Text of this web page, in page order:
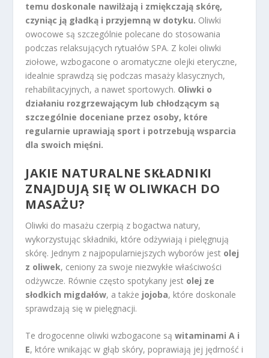
temu doskonale nawilżają i zmiękczają skórę,
czyniąc ją gładką i przyjemną w dotyku. Oliwki
owocowe są szczególnie polecane do stosowania
podczas relaksujących rytuałów SPA. Z kolei oliwki
ziołowe, wzbogacone o aromatyczne olejki eteryczne,
idealnie sprawdzą się podczas masaży klasycznych,
rehabilitacyjnych, a nawet sportowych. Oliwki o
działaniu rozgrzewającym lub chłodzącym są
szczególnie doceniane przez osoby, które
regularnie uprawiają sport i potrzebują wsparcia
dla swoich mięśni.
JAKIE NATURALNE SKŁADNIKI
ZNAJDUJĄ SIĘ W OLIWKACH DO
MASAŻU?
Oliwki do masażu czerpią z bogactwa natury,
wykorzystując składniki, które odżywiają i pielęgnują
skórę. Jednym z najpopularniejszych wyborów jest olej
z oliwek, ceniony za swoje niezwykłe właściwości
odżywcze. Równie często spotykany jest olej ze
słodkich migdałów, a także jojoba, które doskonale
sprawdzają się w pielęgnacji.
Te drogocenne oliwki wzbogacone sąwitaminami A i
E, które wnikając w głąb skóry, poprawiają jej jędrność i